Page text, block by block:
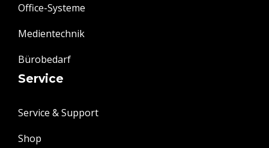
Office-Systeme
Medientechnik
Bürobedarf
Service
Service & Support
Shop